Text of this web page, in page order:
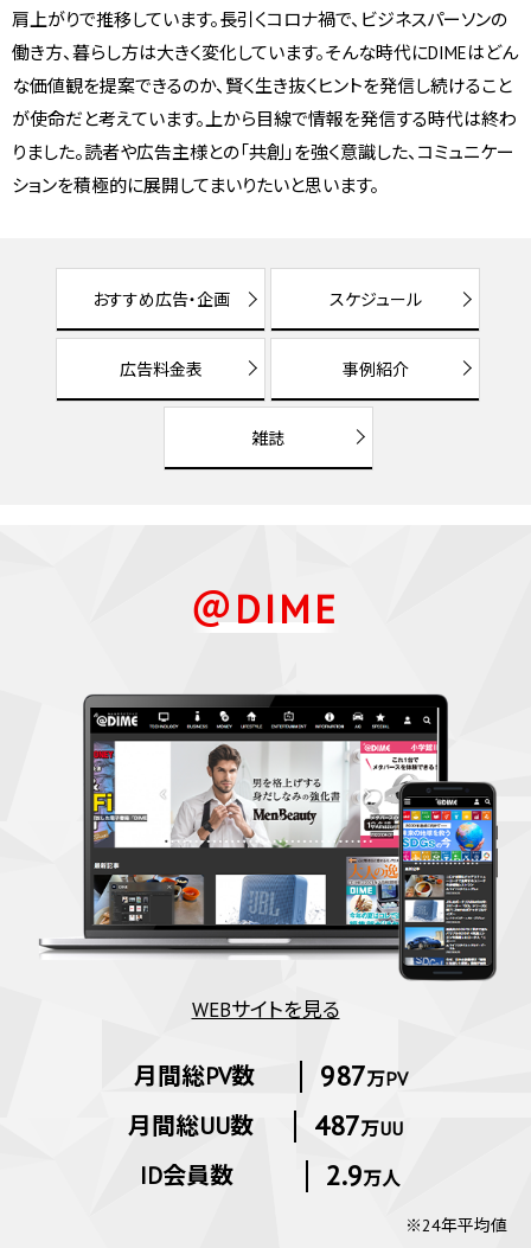
肩上がりで推移しています。長引くコロナ禍で、ビジネスパーソンの
働き方、暮らし方は大きく変化しています。そんな時代にDIMEはどん
な価値観を提案できるのか、賢く生き抜くヒントを発信し続けること
が使命だと考えています。上から目線で情報を発信する時代は終わ
りました。読者や広告主様との「共創」を強く意識した、コミュニケー
ションを積極的に展開してまいりたいと思います。
おすすめ広告・企画 スケジュール
広告料金表 事例紹介
雑誌
＠DIME
WEBサイトを見る
月間総PV数 987万PV
月間総UU数 487万UU
ID会員数 2.9万人
※24年平均値